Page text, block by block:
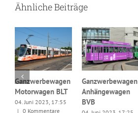
Ähnliche Beiträge
Ganzwerbewagen
Motorwagen BLT
04. Juni 2023, 17:55
| 0 Kommentare
Ganzwerbewagen
Anhängewagen
BVB